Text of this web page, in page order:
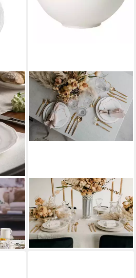
VILLEROY & BOCH
Schale Signature Anmut Gold
Dessertschale 13 cm
36,25 €
in 2-3 Werktagen bei dir